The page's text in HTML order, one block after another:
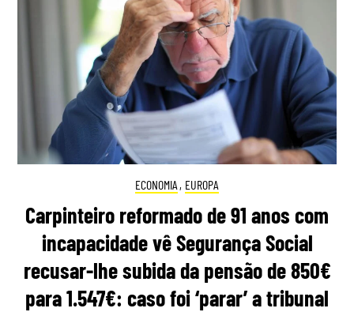
ECONOMIA , EUROPA
Carpinteiro reformado de 91 anos com
incapacidade vê Segurança Social
recusar-lhe subida da pensão de 850€
para 1.547€: caso foi ‘parar’ a tribunal